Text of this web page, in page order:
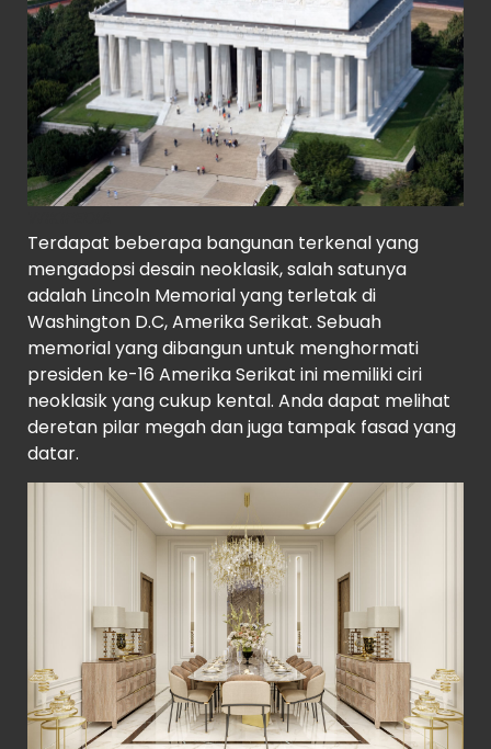
Terdapat beberapa bangunan terkenal yang
mengadopsi desain neoklasik, salah satunya
adalah Lincoln Memorial yang terletak di
Washington D.C, Amerika Serikat. Sebuah
memorial yang dibangun untuk menghormati
presiden ke-16 Amerika Serikat ini memiliki ciri
neoklasik yang cukup kental. Anda dapat melihat
deretan pilar megah dan juga tampak fasad yang
datar.